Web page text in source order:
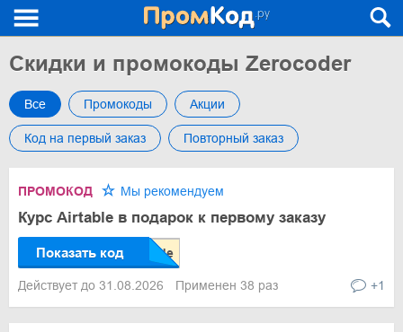
Скидки и промокоды Zerocoder
Все Промокоды Акции
Код на первый заказ Повторный заказ
ПРОМОКОД Мы рекомендуем
Курс Airtable в подарок к первому заказу
Показать код
Действует до 31.08.2026 Применен 38 раз +1